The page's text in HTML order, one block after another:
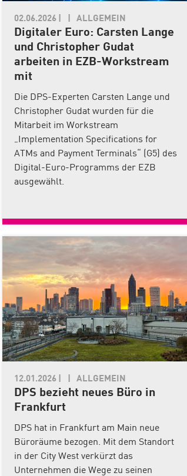
02.06.2026| ALLGEMEIN
Digitaler Euro: Carsten Lange
und Christopher Gudat
arbeiten in EZB-Workstream
mit
Die DPS-Experten Carsten Lange und
Christopher Gudat wurden für die
Mitarbeit im Workstream
„Implementation Specifications for
ATMs and Payment Terminals“ (G5) des
Digital-Euro-Programms der EZB
ausgewählt.
12.01.2026| ALLGEMEIN
DPS bezieht neues Büro in
Frankfurt
DPS hat in Frankfurt am Main neue
Büroräume bezogen. Mit dem Standort
in der City West verkürzt das
Unternehmen die Wege zu seinen